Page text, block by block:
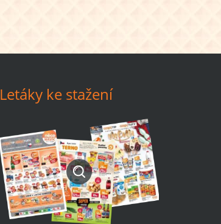
Letáky ke stažení